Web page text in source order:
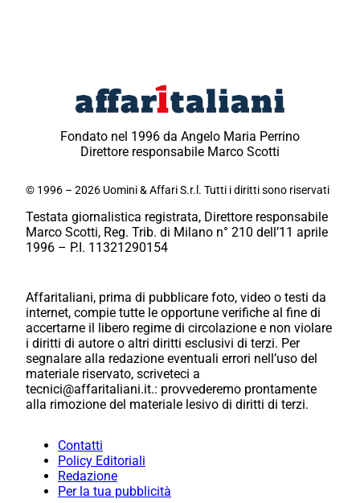
Fondato nel 1996 da Angelo Maria Perrino
Direttore responsabile Marco Scotti
© 1996 – 2026 Uomini & Affari S.r.l. Tutti i diritti sono riservati
Testata giornalistica registrata, Direttore responsabile
Marco Scotti, Reg. Trib. di Milano n° 210 dell’11 aprile
1996 – P.I. 11321290154
Affaritaliani, prima di pubblicare foto, video o testi da
internet, compie tutte le opportune verifiche al fine di
accertarne il libero regime di circolazione e non violare
i diritti di autore o altri diritti esclusivi di terzi. Per
segnalare alla redazione eventuali errori nell’uso del
materiale riservato, scriveteci a
tecnici@affaritaliani.it.: provvederemo prontamente
alla rimozione del materiale lesivo di diritti di terzi.
Contatti
Policy Editoriali
Redazione
Per la tua pubblicità